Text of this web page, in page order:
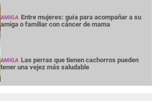
AMIGA Entre mujeres: guía para acompañar a su
amiga o familiar con cáncer de mama
AMIGA Las perras que tienen cachorros pueden
tener una vejez más saludable